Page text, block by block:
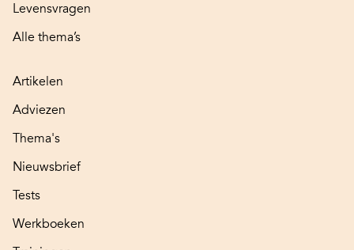
Levensvragen
Alle thema’s
Artikelen
Adviezen
Thema's
Nieuwsbrief
Tests
Werkboeken